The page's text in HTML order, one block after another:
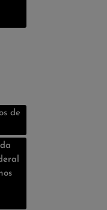
de